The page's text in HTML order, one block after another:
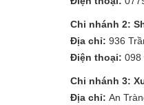
Chi nhánh 2:
Địa chỉ: 936
Điện thoại: 098
Chi nhánh 3:
Địa chỉ: An